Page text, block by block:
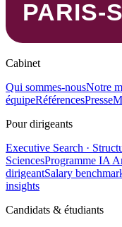
Cabinet
Qui sommes-nousNotre
équipeRéférencesPresse
Pour dirigeants
Executive Search ·
SciencesProgramme IA
dirigeantSalary
insights
Candidats & étudiants